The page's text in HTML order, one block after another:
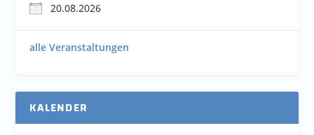
20.08.2026
alle Veranstaltungen
KALENDER